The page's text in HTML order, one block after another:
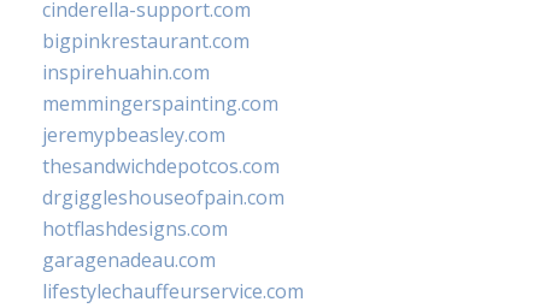
cinderella-support.com
bigpinkrestaurant.com
inspirehuahin.com
memmingerspainting.com
jeremypbeasley.com
thesandwichdepotcos.com
drgiggleshouseofpain.com
hotflashdesigns.com
garagenadeau.com
lifestylechauffeurservice.com